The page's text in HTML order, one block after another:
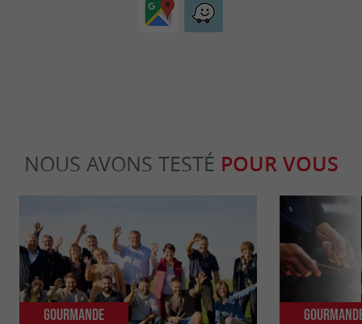
NOUS AVONS TESTÉ POUR VOUS
Gourmande